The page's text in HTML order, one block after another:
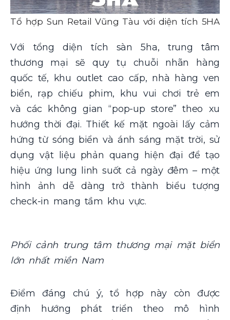
Tổ hợp Sun Retail Vũng Tàu với diện tích 5HA
Với tổng diện tích sàn 5ha, trung tâm
thương mại sẽ quy tụ chuỗi nhãn hàng
quốc tế, khu outlet cao cấp, nhà hàng ven
biển, rạp chiếu phim, khu vui chơi trẻ em
và các không gian “pop-up store” theo xu
hướng thời đại. Thiết kế mặt ngoài lấy cảm
hứng từ sóng biển và ánh sáng mặt trời, sử
dụng vật liệu phản quang hiện đại để tạo
hiệu ứng lung linh suốt cả ngày đêm – một
hình ảnh dễ dàng trở thành biểu tượng
check-in mang tầm khu vực.
Phối cảnh trung tâm thương mại mặt biển
lớn nhất miền Nam
Điểm đáng chú ý, tổ hợp này còn được
định hướng phát triển theo mô hình